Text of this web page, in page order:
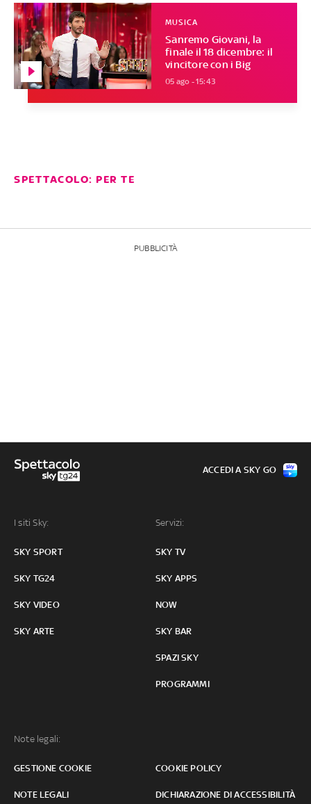
Sanremo Giovani, la
finale il 18 dicembre: il
vincitore con i Big
MUSICA
05 ago - 15:43
SPETTACOLO: PER TE
PUBBLICITÀ
I siti Sky:
SKY SPORT
SKY TG24
SKY VIDEO
SKY ARTE
Servizi:
SKY TV
SKY APPS
NOW
SKY BAR
SPAZI SKY
PROGRAMMI
Note legali:
GESTIONE COOKIE COOKIE POLICY
NOTE LEGALI DICHIARAZIONE DI ACCESSIBILITÀ
ACCEDI A SKY GO